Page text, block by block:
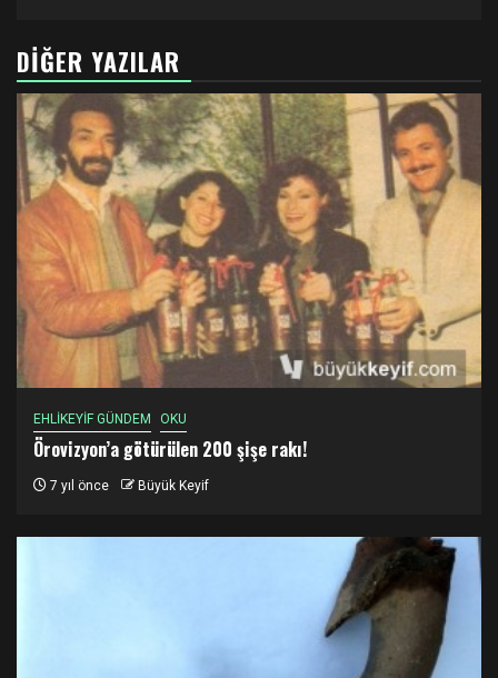
DIĞER YAZILAR
EHLİKEYİF GÜNDEM OKU
Örovizyon’a götürülen 200 şişe rakı!
7 yıl önce Büyük Keyif